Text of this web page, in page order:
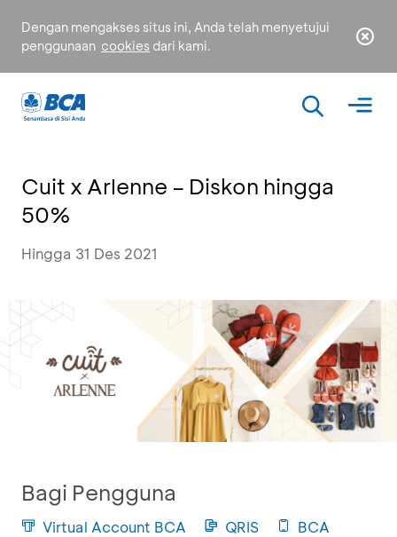
Dengan mengakses situs ini, Anda telah menyetujui
penggunaan cookies dari kami.
Cuit x Arlenne – Diskon hingga
50%
Hingga 31 Des 2021
Bagi Pengguna
Virtual Account BCA QRIS
BCA